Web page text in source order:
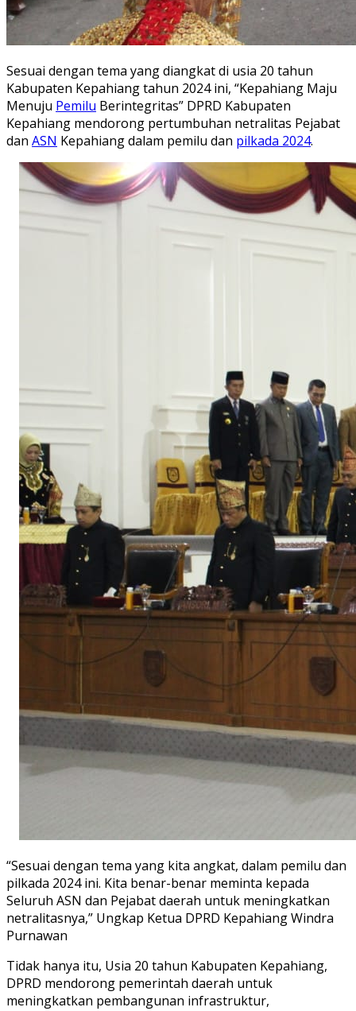
Sesuai dengan tema yang diangkat di usia 20 tahun
Kabupaten Kepahiang tahun 2024 ini, “Kepahiang Maju
Menuju Pemilu Berintegritas” DPRD Kabupaten
Kepahiang mendorong pertumbuhan netralitas Pejabat
dan ASN Kepahiang dalam pemilu dan pilkada 2024.
“Sesuai dengan tema yang kita angkat, dalam pemilu dan
pilkada 2024 ini. Kita benar-benar meminta kepada
Seluruh ASN dan Pejabat daerah untuk meningkatkan
netralitasnya,” Ungkap Ketua DPRD Kepahiang Windra
Purnawan
Tidak hanya itu, Usia 20 tahun Kabupaten Kepahiang,
DPRD mendorong pemerintah daerah untuk
meningkatkan pembangunan infrastruktur,